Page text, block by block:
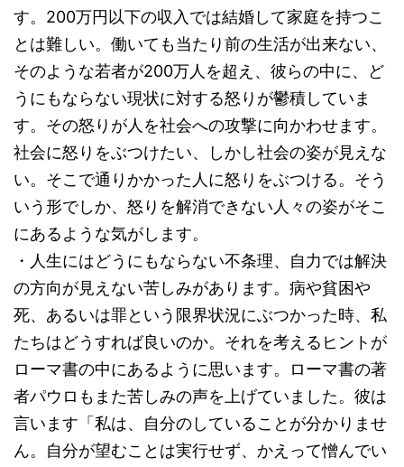
す。200万円以下の収入では結婚して家庭を持つこ
とは難しい。働いても当たり前の生活が出来ない、
そのような若者が200万人を超え、彼らの中に、ど
うにもならない現状に対する怒りが鬱積していま
す。その怒りが人を社会への攻撃に向かわせます。
社会に怒りをぶつけたい、しかし社会の姿が見えな
い。そこで通りかかった人に怒りをぶつける。そう
いう形でしか、怒りを解消できない人々の姿がそこ
にあるような気がします。
・人生にはどうにもならない不条理、自力では解決
の方向が見えない苦しみがあります。病や貧困や
死、あるいは罪という限界状況にぶつかった時、私
たちはどうすれば良いのか。それを考えるヒントが
ローマ書の中にあるように思います。ローマ書の著
者パウロもまた苦しみの声を上げていました。彼は
言います「私は、自分のしていることが分かりませ
ん。自分が望むことは実行せず、かえって憎んでい